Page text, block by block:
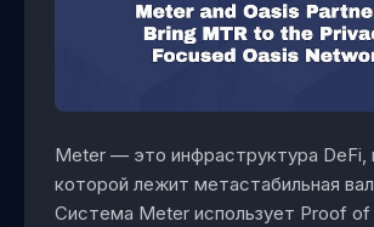
Meter — это инфраструктура DeFi,
которой лежит метастабильная
Система Meter использует Proof of